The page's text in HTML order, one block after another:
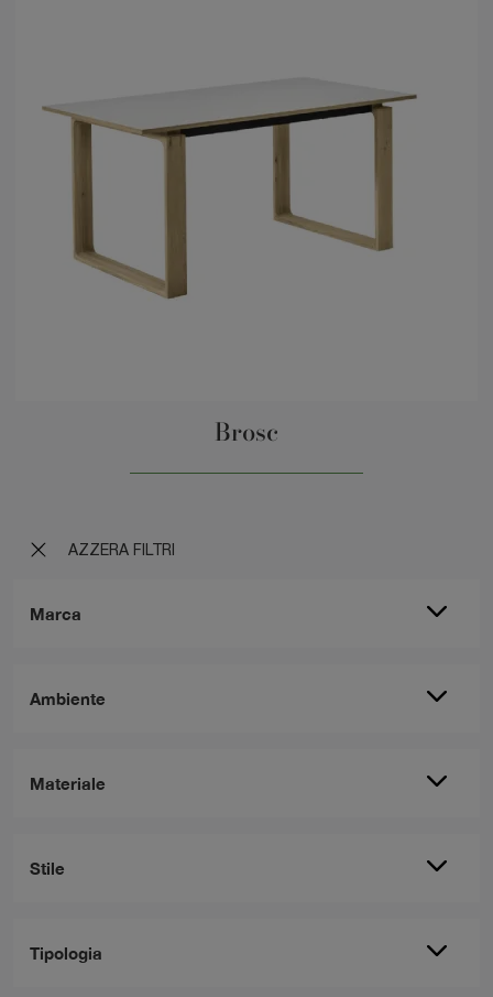
AZZERA FILTRI
Marca
Ambiente
Materiale
Stile
Tipologia
Brosc